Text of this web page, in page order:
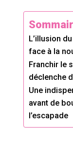
L’illusion
face à la
Franchir le
déclenche
Une
avant de
l’escapade